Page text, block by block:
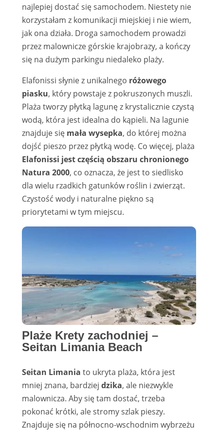
najlepiej dostać się samochodem. Niestety nie
korzystałam z komunikacji miejskiej i nie wiem,
jak ona działa. Droga samochodem prowadzi
przez malownicze górskie krajobrazy, a kończy
się na dużym parkingu niedaleko plaży.
Elafonissi słynie z unikalnego różowego
piasku, który powstaje z pokruszonych muszli.
Plaża tworzy płytką lagunę z krystalicznie czystą
wodą, która jest idealna do kąpieli. Na lagunie
znajduje się mała wysepka, do której można
dojść pieszo przez płytką wodę. Co więcej, plaża
Elafonissi jest częścią obszaru chronionego
Natura 2000, co oznacza, że jest to siedlisko
dla wielu rzadkich gatunków roślin i zwierząt.
Czystość wody i naturalne piękno są
priorytetami w tym miejscu.
Plaże Krety zachodniej –
Seitan Limania Beach
Seitan Limania to ukryta plaża, która jest
mniej znana, bardziej dzika, ale niezwykle
malownicza. Aby się tam dostać, trzeba
pokonać krótki, ale stromy szlak pieszy.
Znajduje się na północno-wschodnim wybrzeżu